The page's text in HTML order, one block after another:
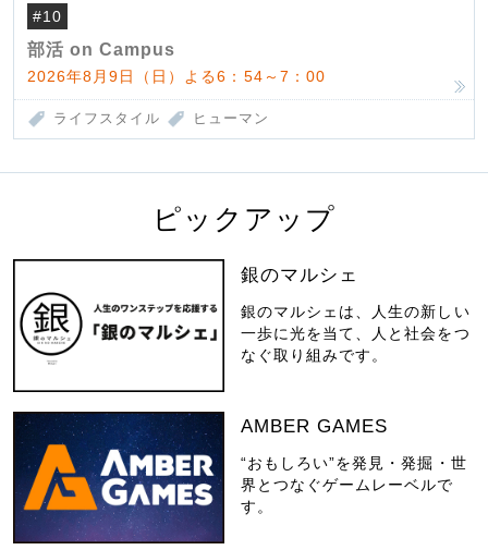
#10
部活 on Campus
2026年8月9日（日）よる6：54～7：00
ライフスタイル ヒューマン
ピックアップ
銀のマルシェ
銀のマルシェは、人生の新しい
一歩に光を当て、人と社会をつ
なぐ取り組みです。
AMBER GAMES
“おもしろい”を発見・発掘・世
界とつなぐゲームレーベルで
す。